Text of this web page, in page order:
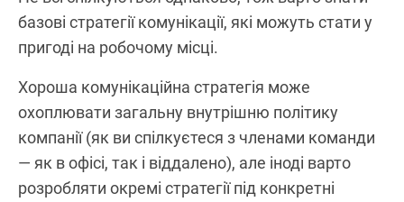
базові стратегії комунікації, які можуть стати у
пригоді на робочому місці.
Хороша комунікаційна стратегія може
охоплювати загальну внутрішню політику
компанії (як ви спілкуєтеся з членами команди
— як в офісі, так і віддалено), але іноді варто
розробляти окремі стратегії під конкретні